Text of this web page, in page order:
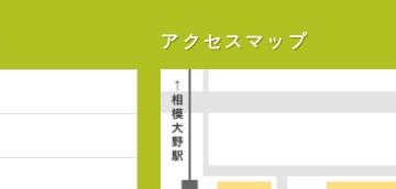
アクセスマップ